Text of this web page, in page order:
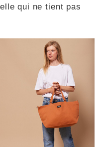
qui ne tient pas